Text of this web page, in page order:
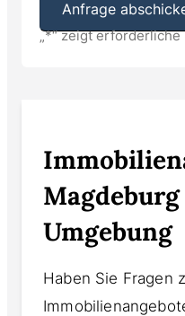
„*“ zeigt erforderliche
Alternative:
Umgebung
Haben Sie Fragen